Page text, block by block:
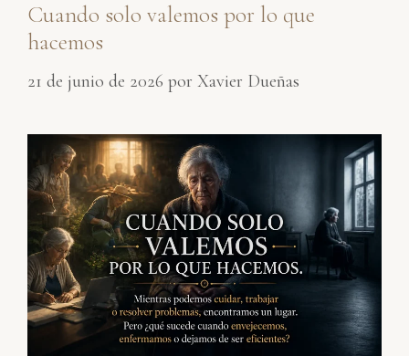
Cuando solo valemos por lo que
hacemos
21 de junio de 2026 por Xavier Dueñas